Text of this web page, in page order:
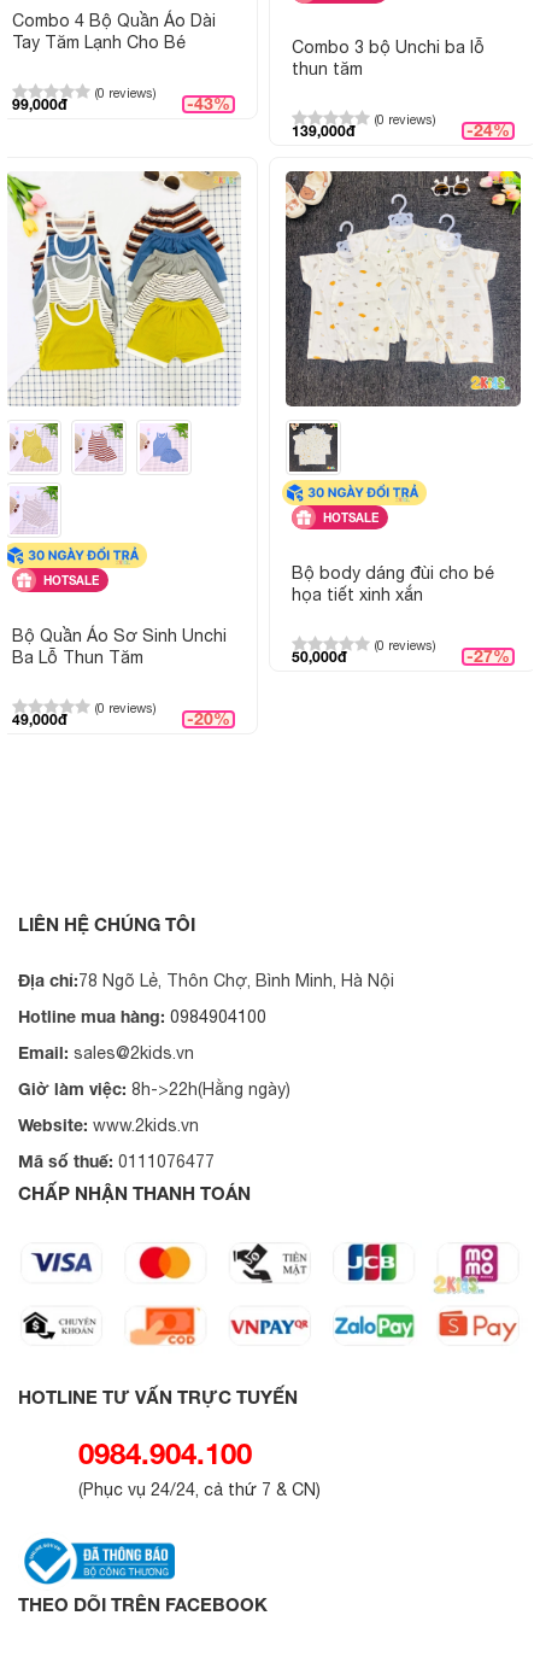
Chất liệu: thun lạnh, mềm nhẹ, thoáng mát,
Thiết kế:
Độ tuổi phù hợp: Trẻ từ 3 tháng đến 24 tháng
Giặt ủi:
Có thể giặt tay hoặc giặt máy,
màu
Đặc điểm nổi bật:
Mát mẻ, dễ mặc, màu trắng sạch
Giao hàng:
Giao toàn quốc, hỗ trợ tư vấn
mua
Hình ảnh sản phẩm
Combo 4 Bộ Quần Áo Dài
Tay Tăm Lạnh Cho Bé
(0 reviews)
99,000đ -43%
Combo 3 bộ Unchi ba lỗ
thun tăm
(0 reviews)
139,000đ -24%
HOTSALE
Bộ Quần Áo Sơ Sinh Unchi
Ba Lỗ Thun Tăm
(0 reviews)
49,000đ -20%
HOTSALE
Bộ body dáng đùi cho bé
họa tiết xinh xắn
(0 reviews)
50,000đ -27%
LIÊN HỆ CHÚNG TÔI
Địa chỉ:78 Ngõ Lẻ, Thôn Chợ, Bình Minh, Hà Nội
Hotline mua hàng: 0984904100
Email: sales@2kids.vn
Giờ làm việc: 8h->22h(Hằng ngày)
Website: www.2kids.vn
Mã số thuế: 0111076477
CHẤP NHẬN THANH TOÁN
HOTLINE TƯ VẤN TRỰC TUYẾN
0984.904.100
(Phục vụ 24/24, cả thứ 7 & CN)
THEO DÕI TRÊN FACEBOOK